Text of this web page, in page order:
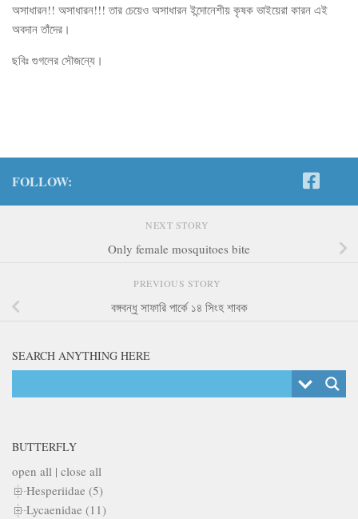
অসাধারন!! অসাধারন!!! তার চেয়েও অসাধারন ইন্দোনেশীয় কৃষক ভাইয়েরা কারন এই
অবদান তাঁদের।
ছবিঃ গুগলের সৌজন্যে।
FOLLOW:
NEXT STORY
Only female mosquitoes bite
PREVIOUS STORY
বঙ্গবন্ধু সাফারি পার্কে ১৪ সিংহ শাবক
SEARCH ANYTHING HERE
BUTTERFLY
open all | close all
Hesperiidae (5)
Lycaenidae (11)